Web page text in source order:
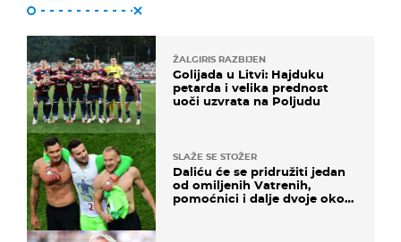
ŽALGIRIS RAZBIJEN
Golijada u Litvi: Hajduku
petarda i velika prednost
uoči uzvrata na Poljudu
SLAŽE SE STOŽER
Daliću će se pridružiti jedan
od omiljenih Vatrenih,
pomoćnici i dalje dvoje oko